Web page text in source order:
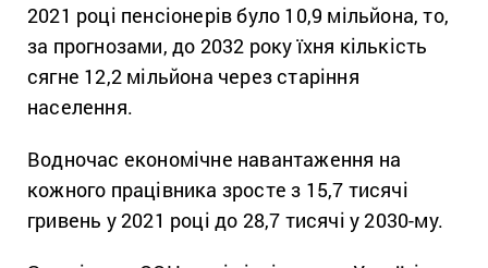
2021 році пенсіонерів було 10,9 мільйона, то,
за прогнозами, до 2032 року їхня кількість
сягне 12,2 мільйона через старіння
населення.
Водночас економічне навантаження на
кожного працівника зросте з 15,7 тисячі
гривень у 2021 році до 28,7 тисячі у 2030-му.